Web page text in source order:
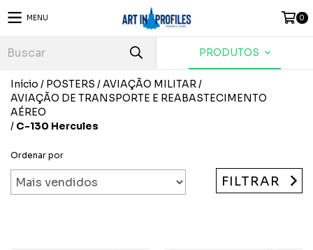
MENU 0
PRODUTOS
Início / POSTERS /AVIAÇÃO MILITAR/
AVIAÇÃO DE TRANSPORTE E REABASTECIMENTO
AÉREO
/ C-130 Hercules
Ordenar por
FILTRAR